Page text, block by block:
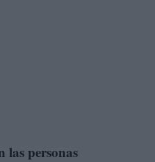
las personas